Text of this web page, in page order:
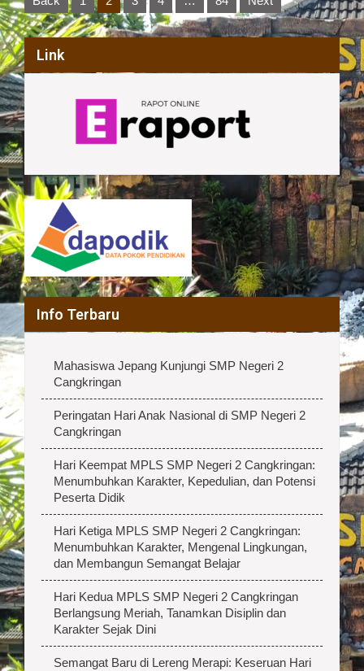
pagination
Link
Info Terbaru
Mahasiswa Jepang Kunjungi SMP Negeri 2
Cangkringan
Peringatan Hari Anak Nasional di SMP Negeri 2
Cangkringan
Hari Keempat MPLS SMP Negeri 2 Cangkringan:
Menumbuhkan Karakter, Kepedulian, dan Potensi
Peserta Didik
Hari Ketiga MPLS SMP Negeri 2 Cangkringan:
Menumbuhkan Karakter, Mengenal Lingkungan,
dan Membangun Semangat Belajar
Hari Kedua MPLS SMP Negeri 2 Cangkringan
Berlangsung Meriah, Tanamkan Disiplin dan
Karakter Sejak Dini
Semangat Baru di Lereng Merapi: Keseruan Hari